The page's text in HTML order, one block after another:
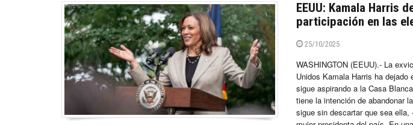
EEUU: Kamala Harris
participación en las
25/10/2025
WASHINGTON (EEUU).- La
Unidos Kamala Harris ha
sigue aspirando a la Casa
tiene la intención de abandonar
sigue sin descartar que sea ella,